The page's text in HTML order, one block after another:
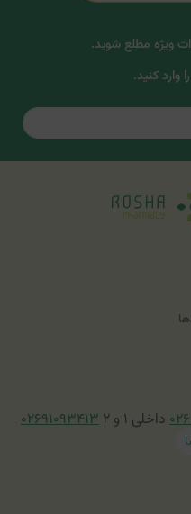
ویژه مطلع شوید.
وارد کنید.
داخلی ۱ و ۲ ۰۲۶۹۱۰۹۳۴۱۳